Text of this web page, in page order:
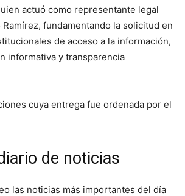
actuó como representante legal
fundamentando la solicitud en
de acceso a la información,
informativa y transparencia
cuya entrega fue ordenada por el
de noticias
las noticias más importantes del día